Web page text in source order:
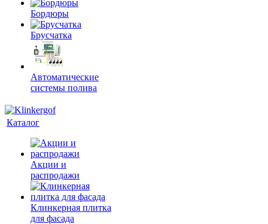
Бордюры
Брусчатка
Автоматические
системы полива
Каталог
Акции и
распродажи
Клинкерная плитка
для фасада